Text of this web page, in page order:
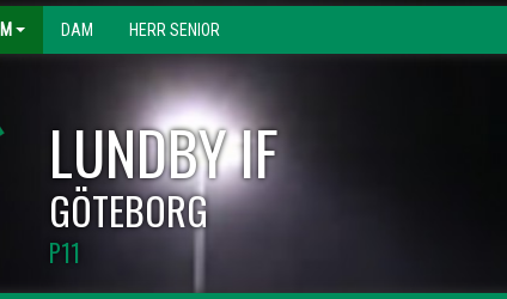
DAM HERR SENIOR
LUNDBY IF
GÖTEBORG
P11